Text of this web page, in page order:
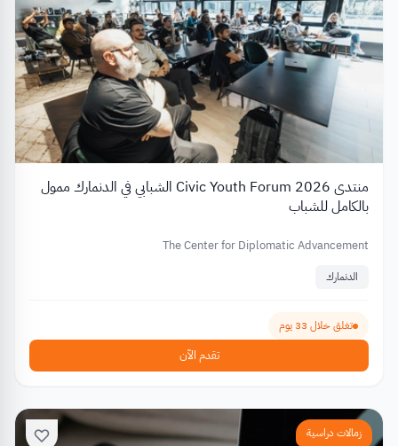
منتدى Civic Youth Forum 2026 الشبابي في الدنمارك ممول
بالكامل للشباب
The Center for Diplomatic Advancement
الدنمارك
تغلق خلال 33 يوم
تقدم الآن
زمالات دراسية